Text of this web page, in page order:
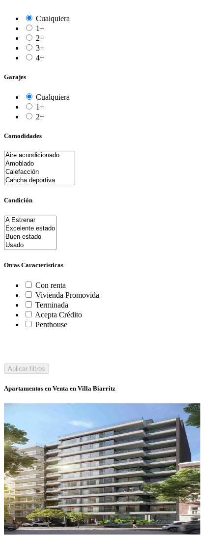
Cualquiera
1+
2+
3+
4+
Garajes
Cualquiera
1+
2+
Comodidades
Condición
Otras Características
Con renta
Vivienda Promovida
Terminada
Acepta Crédito
Penthouse
Aplicar filtros
Apartamentos en Venta en Villa Biarritz